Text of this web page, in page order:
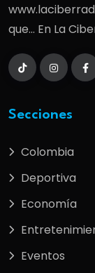
que... En La
Secciones
Colombia
Deportiva
Economía
Eventos